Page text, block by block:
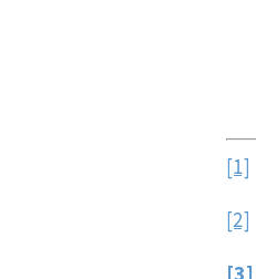
[1]
[2]
[3]